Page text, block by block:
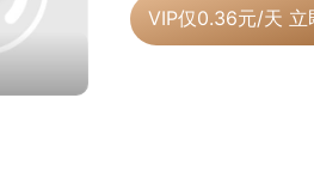
VIP仅0.36元/天 立